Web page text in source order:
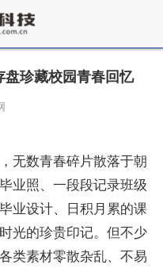
珍藏校园青春回忆
无数青春碎片散落于朝
业照、一段段记录班级
业设计、日积月累的课
光的珍贵印记。但不少
类素材零散杂乱、不易